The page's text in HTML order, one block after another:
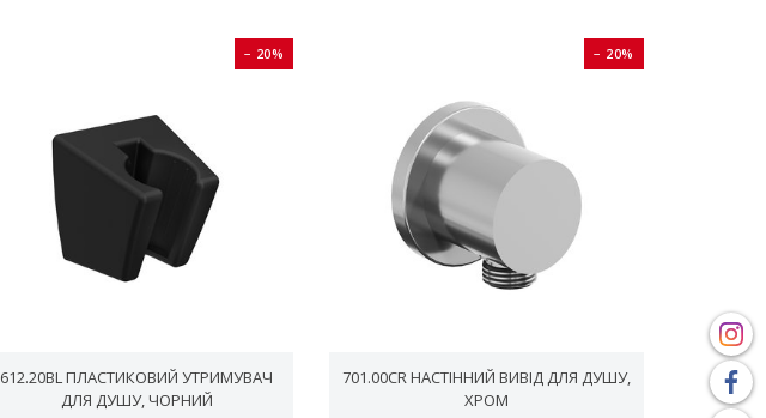
− 20%
612.20BL ПЛАСТИКОВИЙ УТРИМУВАЧ
ДЛЯ ДУШУ, ЧОРНИЙ
− 20%
701.00CR НАСТІННИЙ ВИВІД ДЛЯ ДУШУ,
ХРОМ